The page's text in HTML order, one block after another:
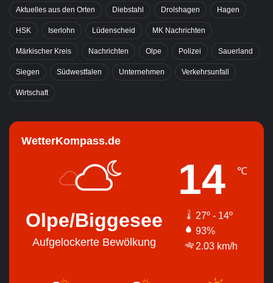
Aktuelles aus den Orten Diebstahl Drolshagen Hagen
HSK Iserlohn Lüdenscheid MK Nachrichten
Märkischer Kreis Nachrichten Olpe Polizei Sauerland
Siegen Südwestfalen Unternehmen Verkehrsunfall
Wirtschaft
WetterKompass.de
Olpe/Biggesee
Aufgelockerte Bewölkung
14 ℃
27º - 14º
93%
2.03 km/h